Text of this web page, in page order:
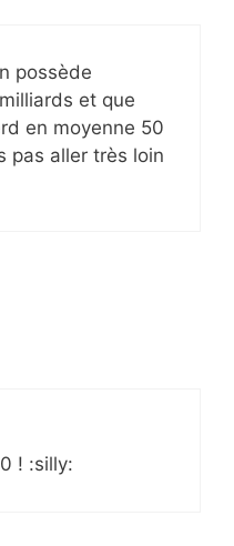
possède
et que
en moyenne 50
pas aller très loin
! :silly: